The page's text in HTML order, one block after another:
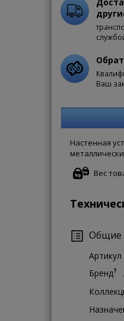
Ваш
Настенная
Вес
Общие
Артикул
Бренд?